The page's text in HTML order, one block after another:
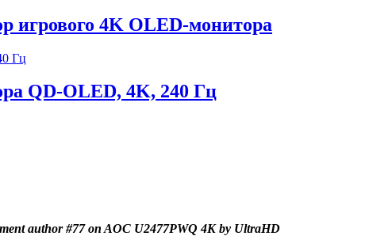
игрового 4K OLED-монитора
QD-OLED, 4K, 240 Гц
author #77 on AOC U2477PWQ 4K by UltraHD